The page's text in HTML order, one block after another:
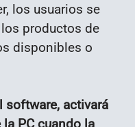
los usuarios se
productos de
disponibles o
software, activará